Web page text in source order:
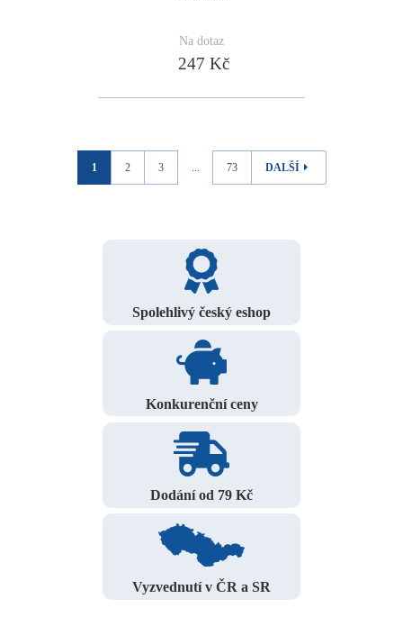
Na dotaz
247 Kč
1 2 3 ... 73 DALŠÍ
Spolehlivý český eshop
Konkurenční ceny
Dodání od 79 Kč
Vyzvednutí v ČR a SR